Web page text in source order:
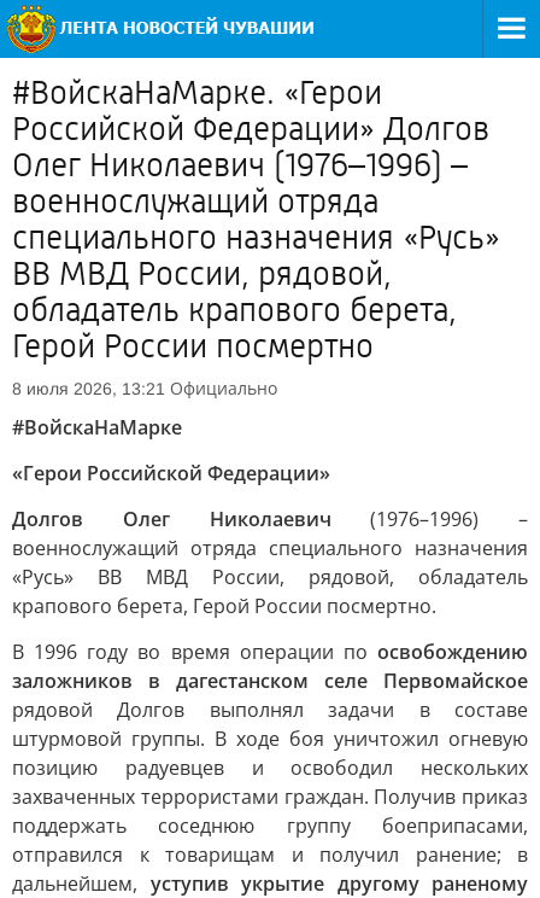
#ВойскаНаМарке. «Герои
Российской Федерации» Долгов
Олег Николаевич (1976–1996) –
военнослужащий отряда
специального назначения «Русь»
ВВ МВД России, рядовой,
обладатель крапового берета,
Герой России посмертно
8 июля 2026, 13:21 Официально
#ВойскаНаМарке
«Герои Российской Федерации»
Долгов Олег Николаевич (1976–1996) –
военнослужащий отряда специального назначения
«Русь» ВВ МВД России, рядовой, обладатель
крапового берета, Герой России посмертно.
В 1996 году во время операции по освобождению
заложников в дагестанском селе Первомайское
рядовой Долгов выполнял задачи в составе
штурмовой группы. В ходе боя уничтожил огневую
позицию радуевцев и освободил нескольких
захваченных террористами граждан. Получив приказ
поддержать соседнюю группу боеприпасами,
отправился к товарищам и получил ранение; в
дальнейшем, уступив укрытие другому раненому